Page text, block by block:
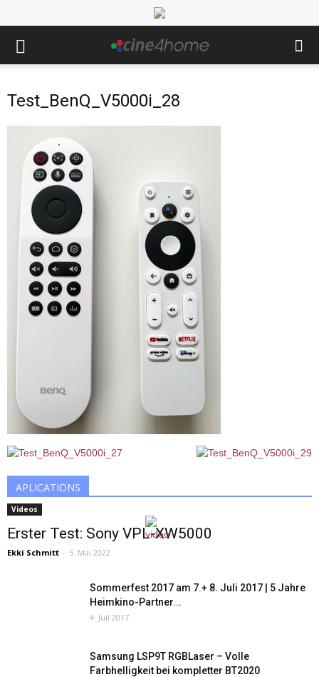
Test_BenQ_V5000i_28
APLICATIONS
Videos
Erster Test: Sony VPL-XW5000
Ekki Schmitt - 5. Mai 2022
Sommerfest 2017 am 7.+ 8. Juli 2017 | 5 Jahre
Heimkino-Partner...
4. Juli 2017
Samsung LSP9T RGBLaser – Volle
Farbhelligkeit bei kompletter BT2020